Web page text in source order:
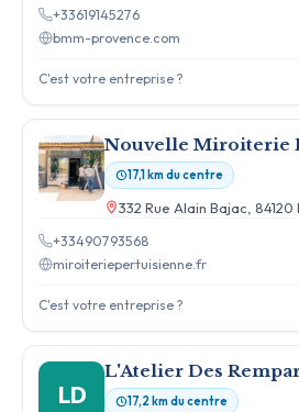
+33619145276
bmm-provence.com
C'est votre entreprise ?
Nouvelle Miroiterie
17,1 km du centre
332 Rue Alain Bajac, 84120
+33490793568
miroiteriepertuisienne.fr
C'est votre entreprise ?
LD
L'Atelier Des
17,2 km du centre